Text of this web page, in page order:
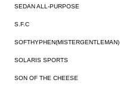
SEDAN ALL-PURPOSE
S.F.C
SOFTHYPHEN(MISTERGENTLEMAN)
SOLARIS SPORTS
SON OF THE CHEESE